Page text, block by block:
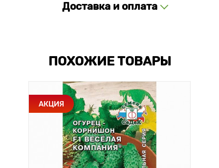
Доставка и оплата
ПОХОЖИЕ ТОВАРЫ
АКЦИЯ